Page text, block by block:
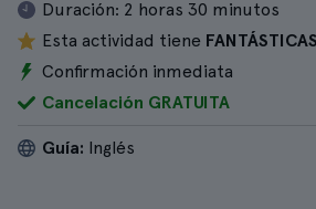
Duración: 2 horas 30 minutos
Esta actividad tiene FANTÁSTICAS
Confirmación inmediata
Cancelación GRATUITA
Guía: Inglés